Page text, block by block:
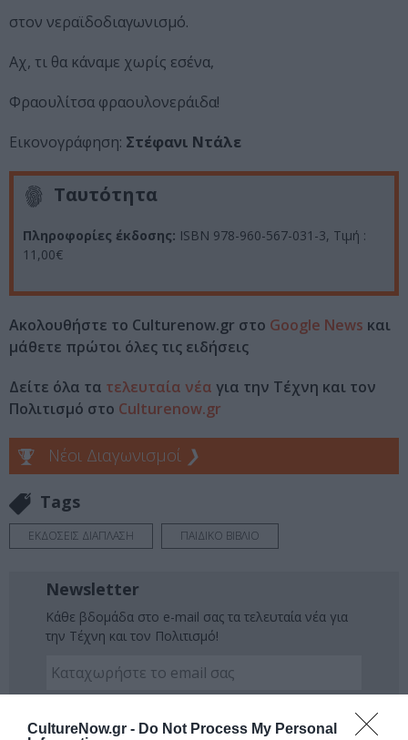
CultureNow.gr - Do Not Process My Personal
στον νεραϊδοδιαγωνισμό.
Αχ, τι θα κάναμε χωρίς εσένα,
Φραουλίτσα φραουλονεράιδα!
Εικονογράφηση: Στέφανι Ντάλε
Ταυτότητα
Πληροφορίες έκδοσης: ISBN 978-960-567-031-3, Τιμή :
11,00€
Ακολουθήστε το Culturenow.gr στο Google News και
μάθετε πρώτοι όλες τις ειδήσεις
Δείτε όλα τα τελευταία νέα για την Τέχνη και τον
Πολιτισμό στο Culturenow.gr
Νέοι Διαγωνισμοί ❯
Tags
ΕΚΔΟΣΕΙΣ ΔΙΑΠΛΑΣΗ ΠΑΙΔΙΚΟ ΒΙΒΛΙΟ
Newsletter
Κάθε βδομάδα στο e-mail σας τα τελευταία νέα για
την Τέχνη και τον Πολιτισμό!